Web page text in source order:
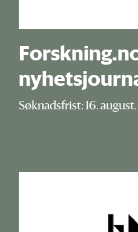
Søknadsfrist: 16. august.